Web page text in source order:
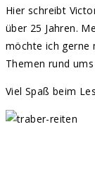
Hier schreibt
über 25 Jahren.
möchte ich gerne
Themen rund
Viel Spaß beim